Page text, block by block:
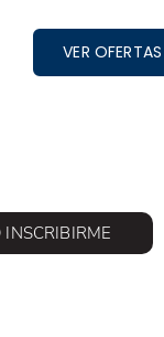
VER OFERTAS
INSCRIBIRME